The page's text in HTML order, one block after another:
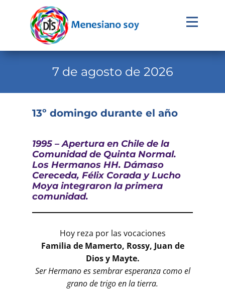
Evangelio
Familia Menesiana
Pastoral Vocacional
Recursos
7 de agosto de 2026
13º domingo durante el año
1995 – Apertura en Chile de la
Comunidad de Quinta Normal.
Los Hermanos HH. Dámaso
Cereceda, Félix Corada y Lucho
Moya integraron la primera
comunidad.
Hoy reza por las vocaciones
Familia de Mamerto, Rossy, Juan de
Dios y Mayte.
Ser Hermano es sembrar esperanza como el
grano de trigo en la tierra.